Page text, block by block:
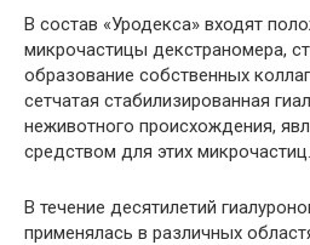
В состав «Уродекса» входят
микрочастицы декстраномера,
образование собственных
сетчатая стабилизированная
неживотного происхождения,
средством для этих микрочастиц.
В течение десятилетий
применялась в различных